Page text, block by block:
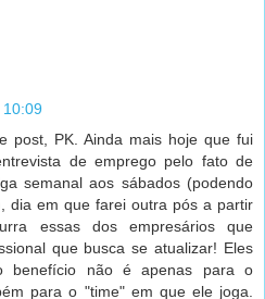
post, PK. Ainda mais hoje que fui
de emprego pelo fato de
semanal aos sábados (podendo
dia em que farei outra pós a partir
essas dos empresários que
que busca se atualizar! Eles
benefício não é apenas para o
para o "time" em que ele joga.